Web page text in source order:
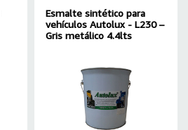
Esmalte sintético para
vehículos Autolux - L230 –
Gris metálico 4.4lts